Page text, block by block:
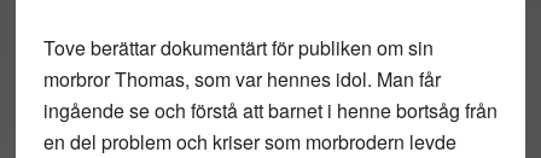
Tove berättar dokumentärt för publiken om sin
morbror Thomas, som var hennes idol. Man får
ingående se och förstå att barnet i henne bortsåg från
en del problem och kriser som morbrodern levde